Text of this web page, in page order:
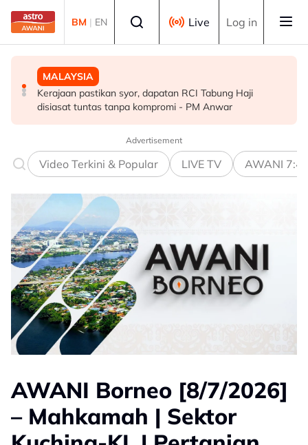
Skip to main content
BM | EN Live Log in
MALAYSIA
Kerajaan pastikan syor, dapatan RCI Tabung Haji
disiasat tuntas tanpa kompromi - PM Anwar
POLITIK
'Pihak ketiga' jangan ganggu usaha persefahaman parti
Melayu - Asyraf Wajdi
MALAYSIA
RCI Tabung Haji: SPRM, PDRM, LHDN mula 'gempur'
individu terlibat siasatan
Advertisement
Video Terkini & Popular LIVE TV AWANI
AWANI Borneo [8/7/2026]
– Mahkamah | Sektor